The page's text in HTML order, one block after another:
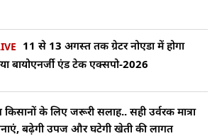
11 से 13 अगस्त तक ग्रेटर नोएडा में होगा
बायोएनर्जी एंड टेक एक्सपो-2026
किसानों के लिए जरूरी सलाह.. सही उर्वरक मात्रा
बढ़ेगी उपज और घटेगी खेती की लागत